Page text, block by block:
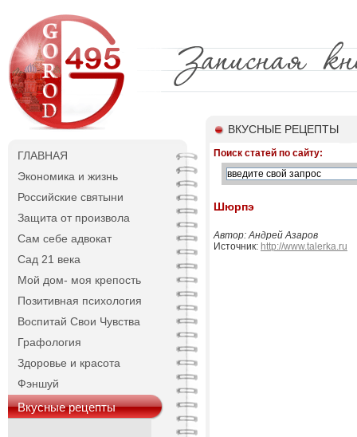
ГЛАВНАЯ
Экономика и жизнь
Российские святыни
Защита от произвола
Сам себе адвокат
Сад 21 века
Мой дом- моя крепость
Позитивная психология
Воспитай Свои Чувства
Графология
Здоровье и красота
Фэншуй
Вкусные рецепты
ВКУСНЫЕ РЕЦЕПТЫ
Поиск статей по сайту:
Шюрпэ
Автор: Андрей Азаров
Источник: http://www.talerka.ru